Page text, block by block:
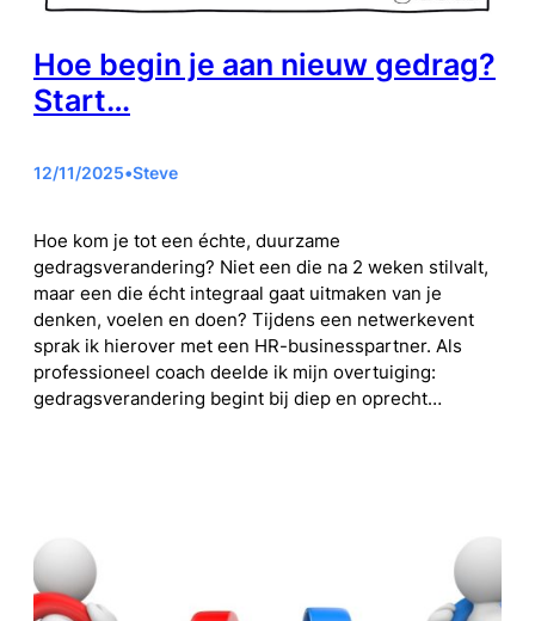
Hoe begin je aan nieuw gedrag?
Start…
12/11/2025•Steve
Hoe kom je tot een échte, duurzame
gedragsverandering? Niet een die na 2 weken stilvalt,
maar een die écht integraal gaat uitmaken van je
denken, voelen en doen? Tijdens een netwerkevent
sprak ik hierover met een HR-businesspartner. Als
professioneel coach deelde ik mijn overtuiging:
gedragsverandering begint bij diep en oprecht…